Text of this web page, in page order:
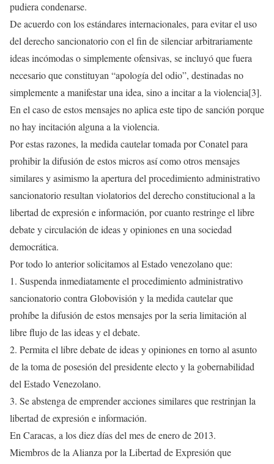
pudiera condenarse.
De acuerdo con los estándares internacionales, para evitar el uso
del derecho sancionatorio con el fin de silenciar arbitrariamente
ideas incómodas o simplemente ofensivas, se incluyó que fuera
necesario que constituyan “apología del odio”, destinadas no
simplemente a manifestar una idea, sino a incitar a la violencia[3].
En el caso de estos mensajes no aplica este tipo de sanción porque
no hay incitación alguna a la violencia.
Por estas razones, la medida cautelar tomada por Conatel para
prohibir la difusión de estos micros así como otros mensajes
similares y asimismo la apertura del procedimiento administrativo
sancionatorio resultan violatorios del derecho constitucional a la
libertad de expresión e información, por cuanto restringe el libre
debate y circulación de ideas y opiniones en una sociedad
democrática.
Por todo lo anterior solicitamos al Estado venezolano que:
1. Suspenda inmediatamente el procedimiento administrativo
sancionatorio contra Globovisión y la medida cautelar que
prohíbe la difusión de estos mensajes por la seria limitación al
libre flujo de las ideas y el debate.
2. Permita el libre debate de ideas y opiniones en torno al asunto
de la toma de posesión del presidente electo y la gobernabilidad
del Estado Venezolano.
3. Se abstenga de emprender acciones similares que restrinjan la
libertad de expresión e información.
En Caracas, a los diez días del mes de enero de 2013.
Miembros de la Alianza por la Libertad de Expresión que